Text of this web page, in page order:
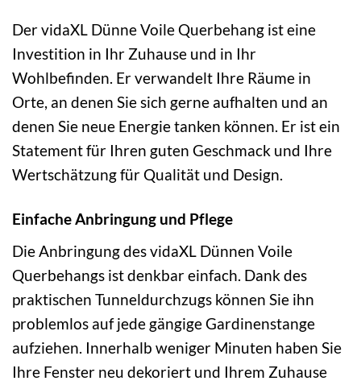
Der vidaXL Dünne Voile Querbehang ist eine
Investition in Ihr Zuhause und in Ihr
Wohlbefinden. Er verwandelt Ihre Räume in
Orte, an denen Sie sich gerne aufhalten und an
denen Sie neue Energie tanken können. Er ist ein
Statement für Ihren guten Geschmack und Ihre
Wertschätzung für Qualität und Design.
Einfache Anbringung und Pflege
Die Anbringung des vidaXL Dünnen Voile
Querbehangs ist denkbar einfach. Dank des
praktischen Tunneldurchzugs können Sie ihn
problemlos auf jede gängige Gardinenstange
aufziehen. Innerhalb weniger Minuten haben Sie
Ihre Fenster neu dekoriert und Ihrem Zuhause